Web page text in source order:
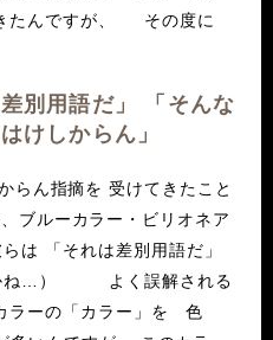
すが、 その度に
別用語だ」 「そんな
けしからん」
は 「それは差別用語だ」
解される
ーの「カラー」を 色